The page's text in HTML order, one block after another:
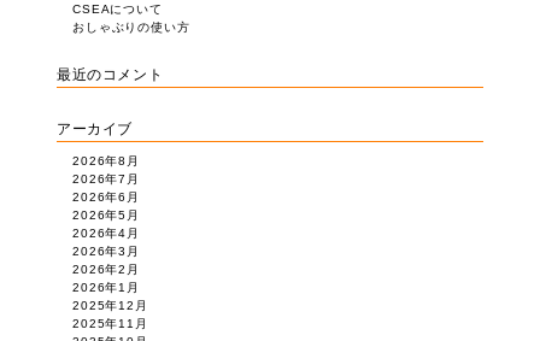
CSEAについて
おしゃぶりの使い方
最近のコメント
アーカイブ
2026年8月
2026年7月
2026年6月
2026年5月
2026年4月
2026年3月
2026年2月
2026年1月
2025年12月
2025年11月